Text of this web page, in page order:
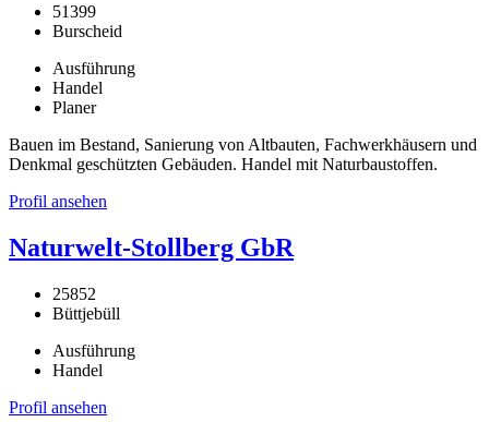
51399
Burscheid
Ausführung
Handel
Planer
Bauen im Bestand, Sanierung von Altbauten, Fachwerkhäusern und
Denkmal geschützten Gebäuden. Handel mit Naturbaustoffen.
Profil ansehen
Naturwelt-Stollberg GbR
25852
Büttjebüll
Ausführung
Handel
Profil ansehen